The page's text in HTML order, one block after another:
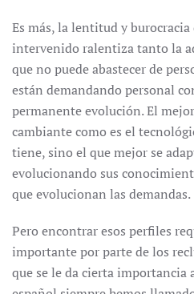
Es más, la lentitud y
intervenido ralentiza tanto la
que no puede abastecer de
están demandando personal
permanente evolución. El
cambiante como es el
tiene, sino el que mejor se
evolucionando sus
que evolucionan las demandas.
Pero encontrar esos perfiles
importante por parte de los
que se le da cierta importancia